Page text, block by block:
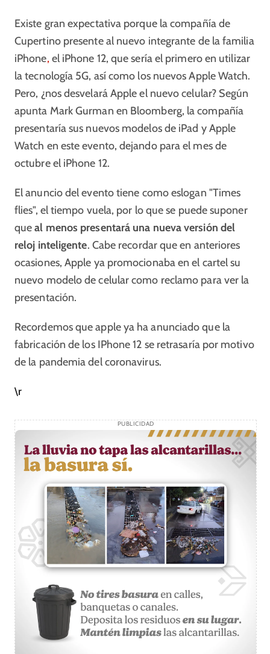
Existe gran expectativa porque la compañía de
Cupertino presente al nuevo integrante de la familia
iPhone, el iPhone 12, que sería el primero en utilizar
la tecnología 5G, así como los nuevos Apple Watch.
Pero, ¿nos desvelará Apple el nuevo celular? Según
apunta Mark Gurman en Bloomberg, la compañía
presentaría sus nuevos modelos de iPad y Apple
Watch en este evento, dejando para el mes de
octubre el iPhone 12.
El anuncio del evento tiene como eslogan "Times
flies", el tiempo vuela, por lo que se puede suponer
queal menos presentará una nueva versión del
reloj inteligente. Cabe recordar que en anteriores
ocasiones, Apple ya promocionaba en el cartel su
nuevo modelo de celular como reclamo para ver la
presentación.
Recordemos que apple ya ha anunciado que la
fabricación de los IPhone 12 se retrasaría por motivo
de la pandemia del coronavirus.
\r
PUBLICIDAD